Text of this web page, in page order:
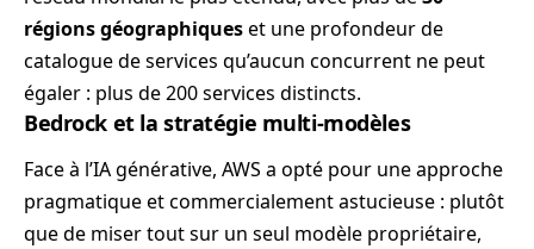
régions géographiqueset une profondeur de
catalogue de services qu’aucun concurrent ne peut
égaler : plus de 200 services distincts.
Bedrock et la stratégie multi-modèles
Face à l’IA générative, AWS a opté pour une approche
pragmatique et commercialement astucieuse : plutôt
que de miser tout sur un seul modèle propriétaire,